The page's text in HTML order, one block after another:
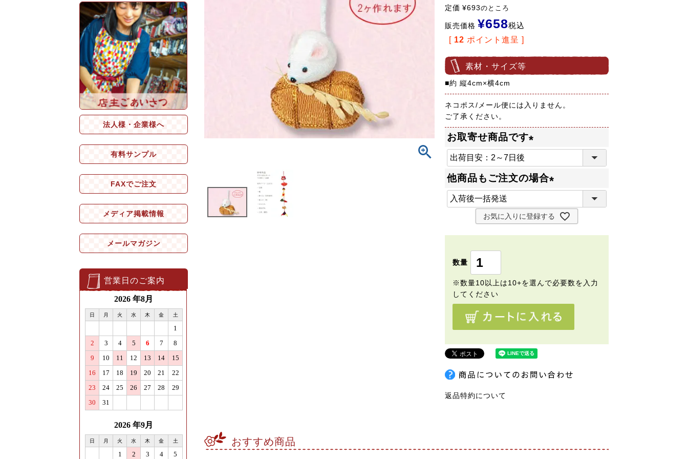
法人様・企業様へ
有料サンプル
FAXでご注文
メディア掲載情報
メールマガジン
営業日のご案内
定価 ¥693のところ
販売価格 ¥658税込
[ 12 ポイント進呈 ]
素材・サイズ等
■約 縦4cm×横4cm
ネコポス/メール便には入りません。
ご了承ください。
お取寄せ商品です
必
他商品もご注文の場合
必
お気に入りに登録する
返品特約について
おすすめ商品